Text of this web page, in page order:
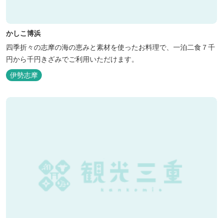
かしこ博浜
四季折々の志摩の海の恵みと素材を使ったお料理で、一泊二食７千
円から千円きざみでご利用いただけます。
伊勢志摩